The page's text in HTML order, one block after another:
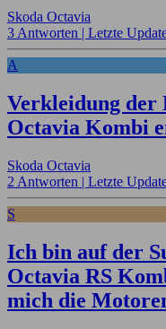
Skoda Octavia
3 Antworten | Letzte
A
Verkleidung der
Octavia Kombi
Skoda Octavia
2 Antworten | Letzte
S
Ich bin auf der
Octavia RS
mich die